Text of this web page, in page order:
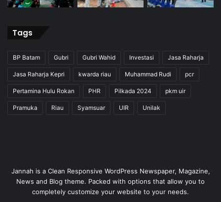
Tags
BP Batam Gubri Gubri Wahid Investasi Jasa Raharja
Jasa Raharja Kepri kwarda riau Muhammad Rudi pcr
Pertamina Hulu Rokan PHR Pilkada 2024 pkm uir
Pramuka Riau Syamsuar UIR Unilak
Jannah is a Clean Responsive WordPress Newspaper, Magazine,
News and Blog theme. Packed with options that allow you to
completely customize your website to your needs.